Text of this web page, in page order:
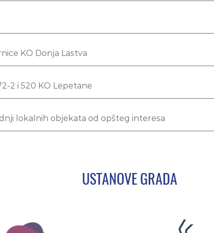
KO Donja Lastva
2 i 520 KO Lepetane
lokalnih objekata od opšteg interesa
USTANOVE GRADA